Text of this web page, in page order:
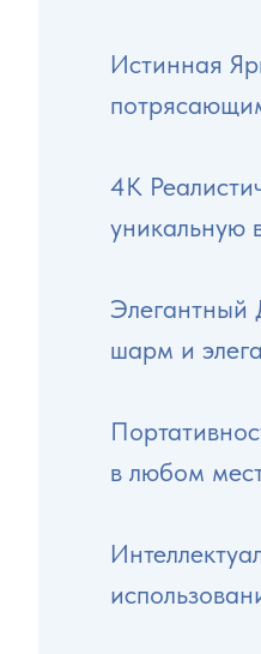
Истинная
4K
уникальную
Элегантный
шарм и
в любом